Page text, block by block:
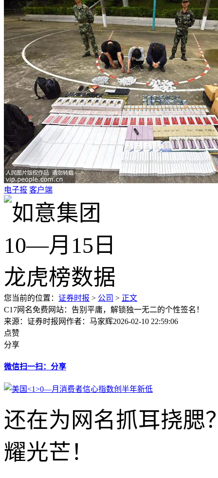
电子报 客户端
您当前的位置： 证券时报 > 公司 > 正文
C17网名免费网站：告别平庸，解锁独一无二的个性签名！
来源：证券时报网作者：马家辉2026-02-10 22:59:06
点赞
分享
微信扫一扫：分享
还在为网名抓耳挠腮
耀光芒！